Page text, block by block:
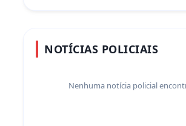
NOTÍCIAS POLICIAIS
Nenhuma notícia policial